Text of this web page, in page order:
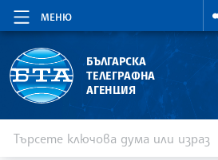
МЕНЮ
БЪЛГАРСКА
ТЕЛЕГРАФНА
АГЕНЦИЯ